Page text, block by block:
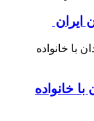
ایران
خانواده